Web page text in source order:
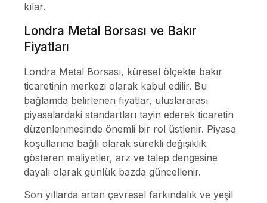
kılar.
Londra Metal Borsası ve Bakır
Fiyatları
Londra Metal Borsası, küresel ölçekte bakır
ticaretinin merkezi olarak kabul edilir. Bu
bağlamda belirlenen fiyatlar, uluslararası
piyasalardaki standartları tayin ederek ticaretin
düzenlenmesinde önemli bir rol üstlenir. Piyasa
koşullarına bağlı olarak sürekli değişiklik
gösteren maliyetler, arz ve talep dengesine
dayalı olarak günlük bazda güncellenir.
Son yıllarda artan çevresel farkındalık ve yeşil